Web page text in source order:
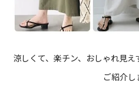
涼しくて、楽チン、おしゃれ見
ご紹介し